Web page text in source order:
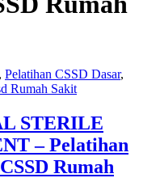
, Pelatihan CSSD Dasar,
Rumah Sakit
STERILE
– Pelatihan
Rumah